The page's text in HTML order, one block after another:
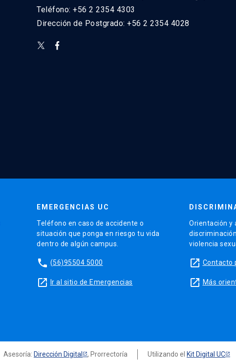
Teléfono: +56 2 2354 4303
Dirección de Postgrado: +56 2 2354 4028
EMERGENCIAS UC
Teléfono en caso de accidente o
situación que ponga en riesgo tu vida
dentro de algún campus.
phone (56)95504 5000
launch Ir al sitio de Emergencias
Orientación y
violencia
launch Contacto
launch Más
Asesoría: Dirección Digital , Prorrectoría Utilizando el Kit Digital UC